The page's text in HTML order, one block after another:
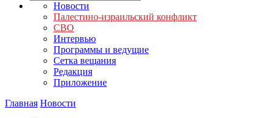
Новости
Палестино-израильский конфликт
СВО
Интервью
Программы и ведущие
Сетка вещания
Редакция
Приложение
Главная Новости